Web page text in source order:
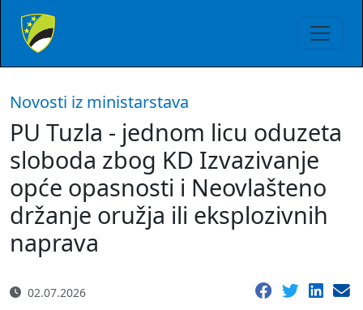
Novosti iz ministarstava
PU Tuzla - jednom licu oduzeta
sloboda zbog KD Izvazivanje
opće opasnosti i Neovlašteno
držanje oružja ili eksplozivnih
naprava
02.07.2026